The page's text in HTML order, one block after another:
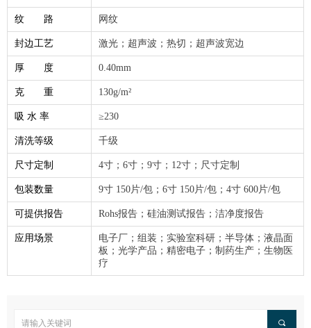
纹 路 网纹
封边工艺 激光；超声波；热切；超声波宽边
厚 度 0.40mm
克 重 130g/m²
吸 水 率 ≥230
清洗等级 千级
尺寸定制 4寸；6寸；9寸；12寸；尺寸定制
包装数量 9寸 150片/包；6寸 150片/包；4寸 600片/包
可提供报告 Rohs报告；硅油测试报告；洁净度报告
应用场景
电子厂；组装；实验室科研；半导体；液晶面
板；光学产品；精密电子；制药生产；生物医
疗
끠